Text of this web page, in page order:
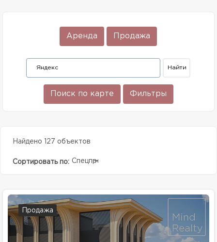
Аренда Продажа
Поиск по карте Фильтры
Найдено 127 объектов
Сортировать по: Спецпредолжение
Продажа